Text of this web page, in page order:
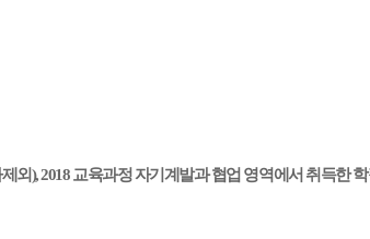
외), 2018 교육과정 자기계발과 협업 영역에서 취득한